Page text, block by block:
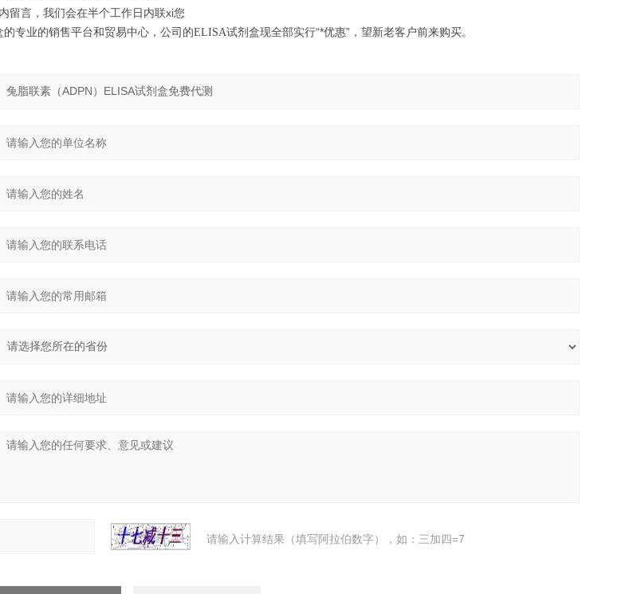
留言，我们会在半个工作日内联xi您
的专业的销售平台和贸易中心，公司的ELISA试剂盒现全部实行“*优惠”，望新老客户前来购买。
请输入计算结果（填写阿拉伯数字），如：三加四=7